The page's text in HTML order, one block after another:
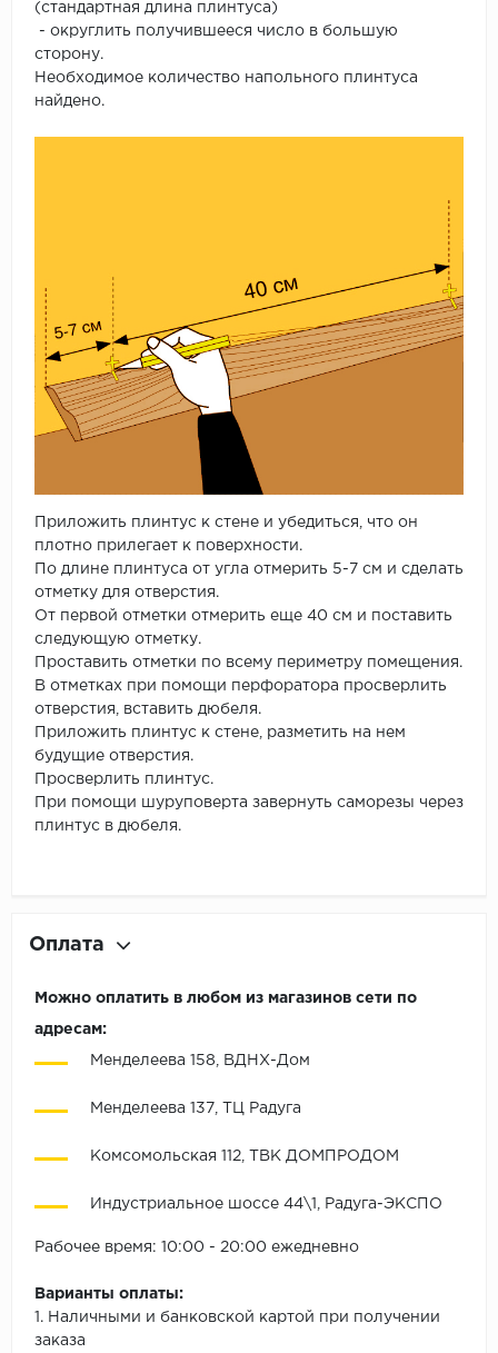
(стандартная длина плинтуса)
- округлить получившееся число в большую
сторону.
Необходимое количество напольного плинтуса
найдено.
Приложить плинтус к стене и убедиться, что он
плотно прилегает к поверхности.
По длине плинтуса от угла отмерить 5-7 см и сделать
отметку для отверстия.
От первой отметки отмерить еще 40 см и поставить
следующую отметку.
Проставить отметки по всему периметру помещения.
В отметках при помощи перфоратора просверлить
отверстия, вставить дюбеля.
Приложить плинтус к стене, разметить на нем
будущие отверстия.
Просверлить плинтус.
При помощи шуруповерта завернуть саморезы через
плинтус в дюбеля.
Оплата
Можно оплатить в любом из магазинов сети по
адресам:
Менделеева 158, ВДНХ-Дом
Менделеева 137, ТЦ Радуга
Комсомольская 112, ТВК ДОМПРОДОМ
Индустриальное шоссе 44\1, Радуга-ЭКСПО
Рабочее время: 10:00 - 20:00 ежедневно
Варианты оплаты:
1. Наличными и банковской картой при получении
заказа